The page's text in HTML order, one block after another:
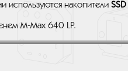
используются накопители SSD
M-Max 640 LP.